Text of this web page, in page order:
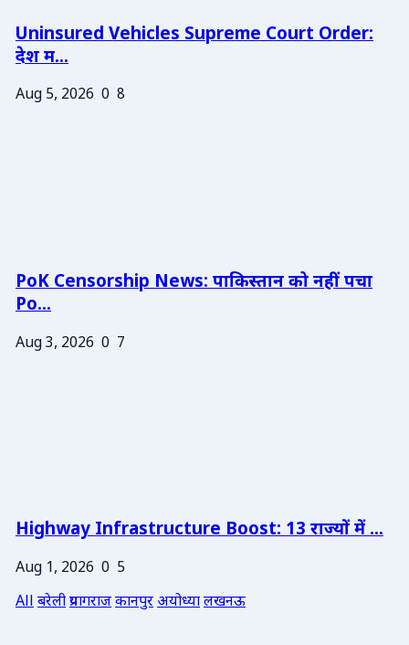
Uninsured Vehicles Supreme Court Order:
देश म...
Aug 5, 2026 0 8
PoK Censorship News: पाकिस्तान को नहीं पचा
Po...
Aug 3, 2026 0 7
Highway Infrastructure Boost: 13 राज्यों में ...
Aug 1, 2026 0 5
Allबरेलीप्रयागराजकानपुरअयोध्यालखनऊ